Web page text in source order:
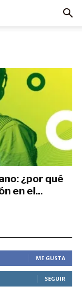
¿por qué
en el...
ME GUSTA
SEGUIR